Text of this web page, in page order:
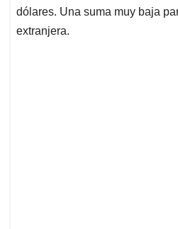
dólares. Una suma muy baja
extranjera.